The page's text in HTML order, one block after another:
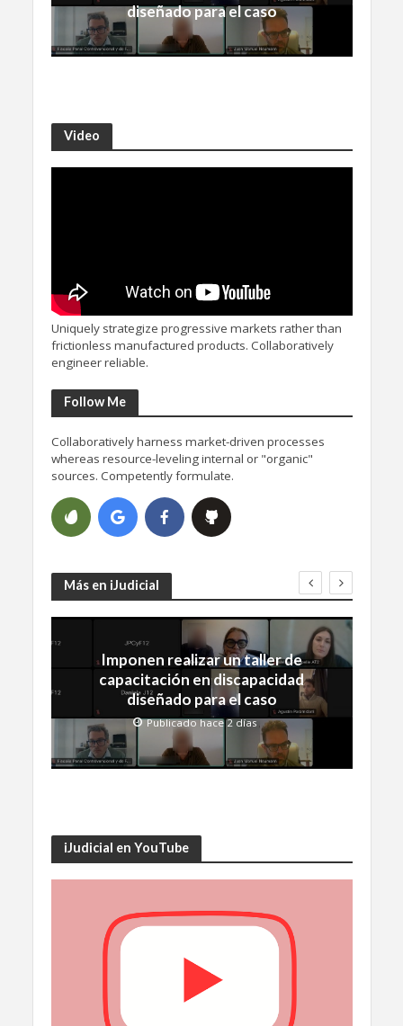
diseñado para el caso
Video
Uniquely strategize progressive markets rather than
frictionless manufactured products. Collaboratively
engineer reliable.
Follow Me
Collaboratively harness market-driven processes
whereas resource-leveling internal or "organic"
sources. Competently formulate.
Más en iJudicial
Imponen realizar un taller de
capacitación en discapacidad
diseñado para el caso
Publicado hace 2 días
iJudicial en YouTube